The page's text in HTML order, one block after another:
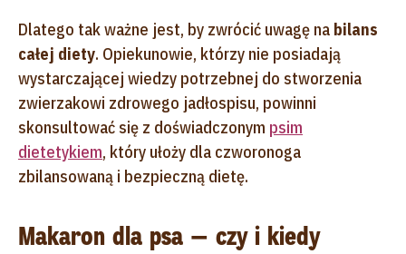
Dlatego tak ważne jest, by zwrócić uwagę na bilans
całej diety. Opiekunowie, którzy nie posiadają
wystarczającej wiedzy potrzebnej do stworzenia
zwierzakowi zdrowego jadłospisu, powinni
skonsultować się z doświadczonym psim
dietetykiem, który ułoży dla czworonoga
zbilansowaną i bezpieczną dietę.
Makaron dla psa — czy i kiedy